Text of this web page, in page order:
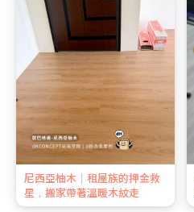
尼西亞柚木｜租屋族的押金救
星，搬家帶著溫暖木紋走